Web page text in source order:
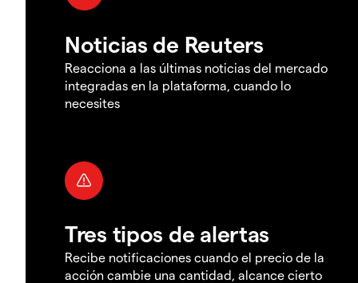
Noticias de Reuters
Reacciona a las últimas noticias del mercado
integradas en la plataforma, cuando lo
necesites
Tres tipos de alertas
Recibe notificaciones cuando el precio de la
acción cambie una cantidad, alcance cierto